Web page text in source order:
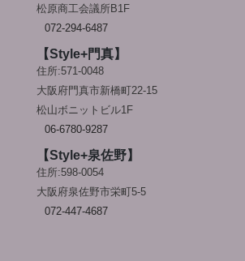
松原商工会議所B1F
072-294-6487
【Style+門真】
住所:571-0048
大阪府門真市新橋町22-15
松山ボニットビル1F
06-6780-9287
【Style+泉佐野】
住所:598-0054
大阪府泉佐野市栄町5-5
072-447-4687